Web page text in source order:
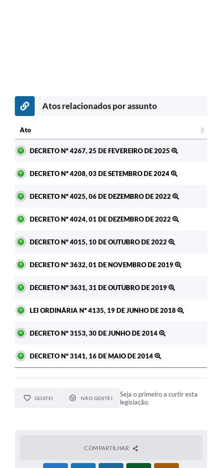
Atos relacionados por assunto
Ato
DECRETO Nº 4267, 25 DE FEVEREIRO DE 2025
DECRETO Nº 4208, 03 DE SETEMBRO DE 2024
DECRETO Nº 4025, 06 DE DEZEMBRO DE 2022
DECRETO Nº 4024, 01 DE DEZEMBRO DE 2022
DECRETO Nº 4015, 10 DE OUTUBRO DE 2022
DECRETO Nº 3632, 01 DE NOVEMBRO DE 2019
DECRETO Nº 3631, 31 DE OUTUBRO DE 2019
LEI ORDINÁRIA Nº 4135, 19 DE JUNHO DE 2018
DECRETO Nº 3153, 30 DE JUNHO DE 2014
DECRETO Nº 3141, 16 DE MAIO DE 2014
GOSTEI NÃO GOSTEI
Seja o primeiro a curtir esta
legislação.
COMPARTILHAR